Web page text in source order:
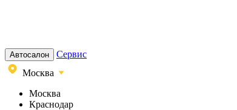
Автосалон
Сервис
Москва
Москва
Краснодар